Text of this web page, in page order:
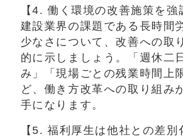
【4. 働く環境の改善施策を強
建設業界の課題である長時間
少なさについて、改善への取
的に示しましょう。「週休二
み」「現場ごとの残業時間上
ど、働き方改革への取り組み
手になります。
【5. 福利厚生は他社との差別